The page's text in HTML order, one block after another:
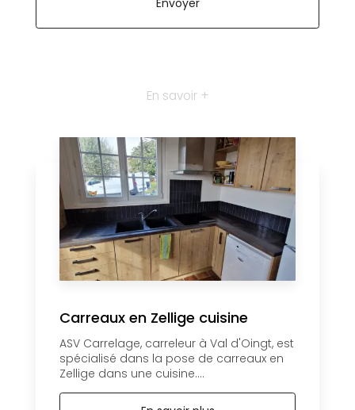
En savoir +
Carreaux en Zellige cuisine
ASV Carrelage, carreleur à Val d'Oingt, est
spécialisé dans la pose de carreaux en
Zellige dans une cuisine....